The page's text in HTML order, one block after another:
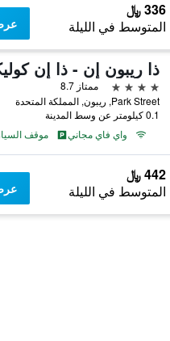
336 ﷼
المتوسط في الليلة
4 نجوم
ممتاز 8.7
Park Street, ريبون, المملكة المتحدة
0.1 كيلومتر عن وسط المدينة
واي فاي مجاني
موقف
442 ﷼
المتوسط في الليلة